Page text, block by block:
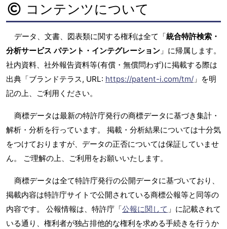
コンテンツについて
データ、文書、図表類に関する権利は全て「統合特許検索・
分析サービス パテント・インテグレーション 」に帰属します。
社内資料、社外報告資料等(有償・無償問わず)に掲載する際は
出典「ブランドテラス, URL: https://patent-i.com/tm/ 」を明
記の上、ご利用ください。
商標データは最新の特許庁発行の商標データに基づき集計・
解析・分析を行っています。 掲載・分析結果については十分気
をつけておりますが、データの正否については保証していませ
ん。 ご理解の上、ご利用をお願いいたします。
商標データは全て特許庁発行の公開データに基づいており、
掲載内容は特許庁サイトで公開されている商標公報等と同等の
内容です。 公報情報は、特許庁「公報に関して 」に記載されて
いる通り、権利者が独占排他的な権利を求める手続きを行うか